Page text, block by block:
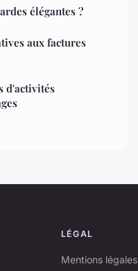
élégantes ?
aux factures
d'activités
LÉGAL
Mentions légales